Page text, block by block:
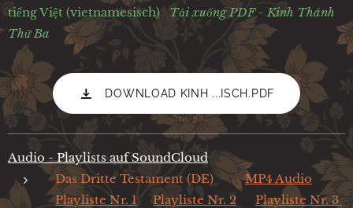
tiếng Việt (vietnamesisch) Tải xuống PDF - Kinh Thánh
Thứ Ba
DOWNLOAD KINH ...ISCH.PDF
Audio - Playlists auf SoundCloud
Das Dritte Testament (DE)
MP4 Audio
Playliste Nr. 1
Playliste Nr. 2
Playliste Nr. 3